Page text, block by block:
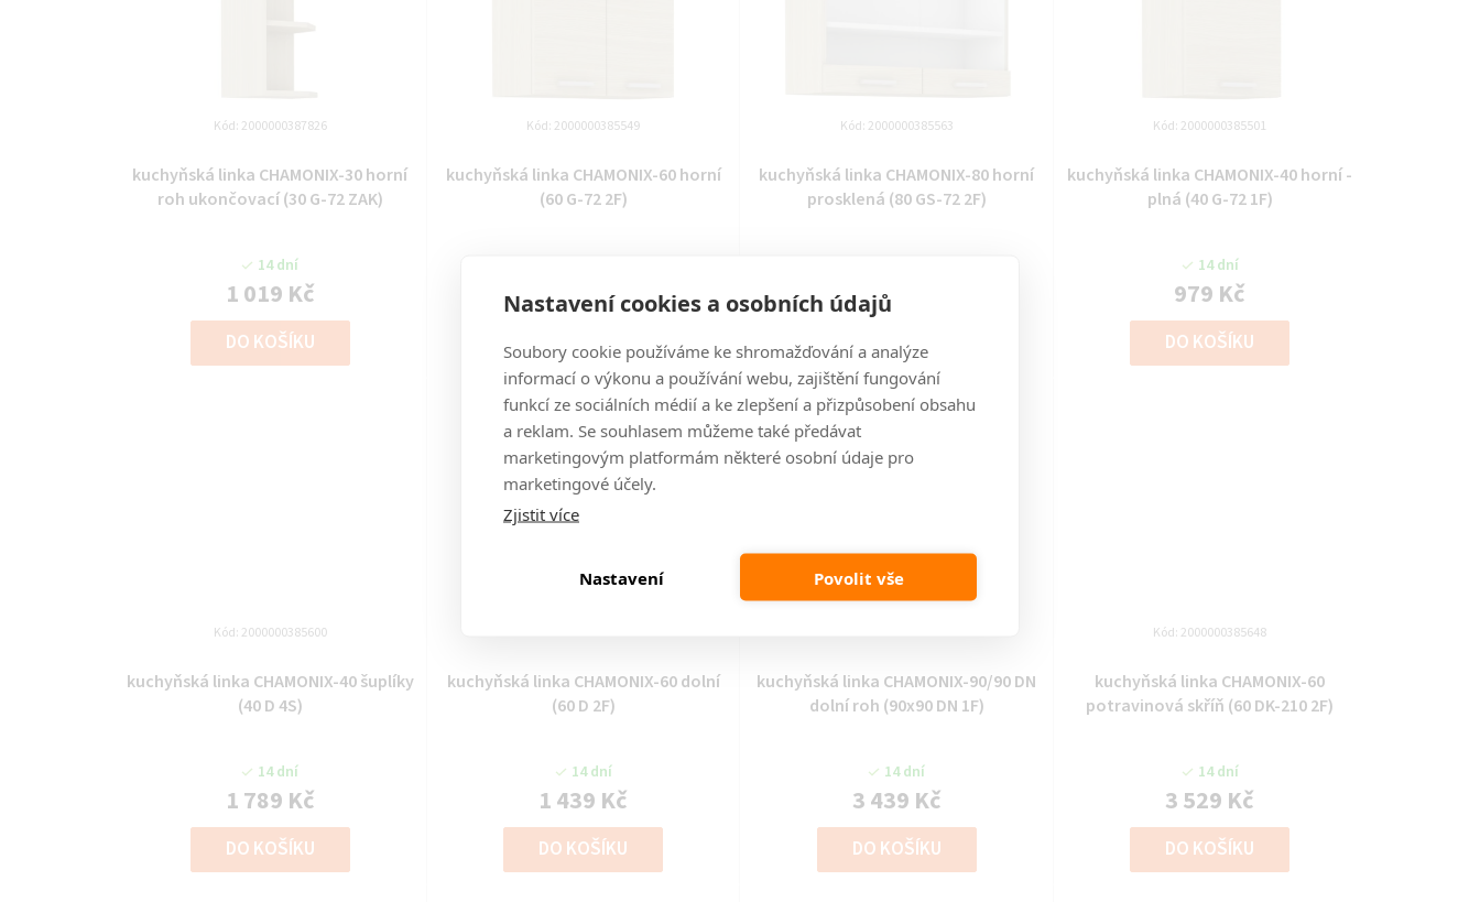
Nastavení cookies a osobních údajů
Soubory cookie používáme ke shromažďování a analýze
informací o výkonu a používání webu, zajištění fungování
funkcí ze sociálních médií a ke zlepšení a přizpůsobení obsahu
a reklam. Se souhlasem můžeme také předávat
marketingovým platformám některé osobní údaje pro
marketingové účely.
Zjistit více
Nastavení Povolit vše
kuchyňská linka CHAMONIX-30 horní
roh ukončovací (30 G-72 ZAK)
14 dní
1 019 Kč
DO KOŠÍKU
Kód: 2000000387826
kuchyňská linka CHAMONIX-60 horní
(60 G-72 2F)
1 289 Kč
DO KOŠÍKU
Kód: 2000000385549
kuchyňská linka CHAMONIX-80 horní
prosklená (80 GS-72 2F)
1 949 Kč
DO KOŠÍKU
Kód: 2000000385563
kuchyňská linka CHAMONIX-40 horní -
plná (40 G-72 1F)
14 dní
979 Kč
DO KOŠÍKU
Kód: 2000000385501
kuchyňská linka CHAMONIX-40 šuplíky
(40 D 4S)
14 dní
1 789 Kč
DO KOŠÍKU
Kód: 2000000385600
kuchyňská linka CHAMONIX-60 dolní
(60 D 2F)
14 dní
1 439 Kč
DO KOŠÍKU
kuchyňská linka CHAMONIX-90/90 DN
dolní roh (90x90 DN 1F)
14 dní
3 439 Kč
DO KOŠÍKU
kuchyňská linka CHAMONIX-60
potravinová skříň (60 DK-210 2F)
14 dní
3 529 Kč
DO KOŠÍKU
Kód: 2000000385648